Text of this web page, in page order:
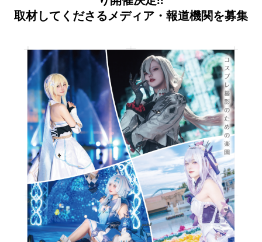
取材してくださるメディア・報道機関を募集